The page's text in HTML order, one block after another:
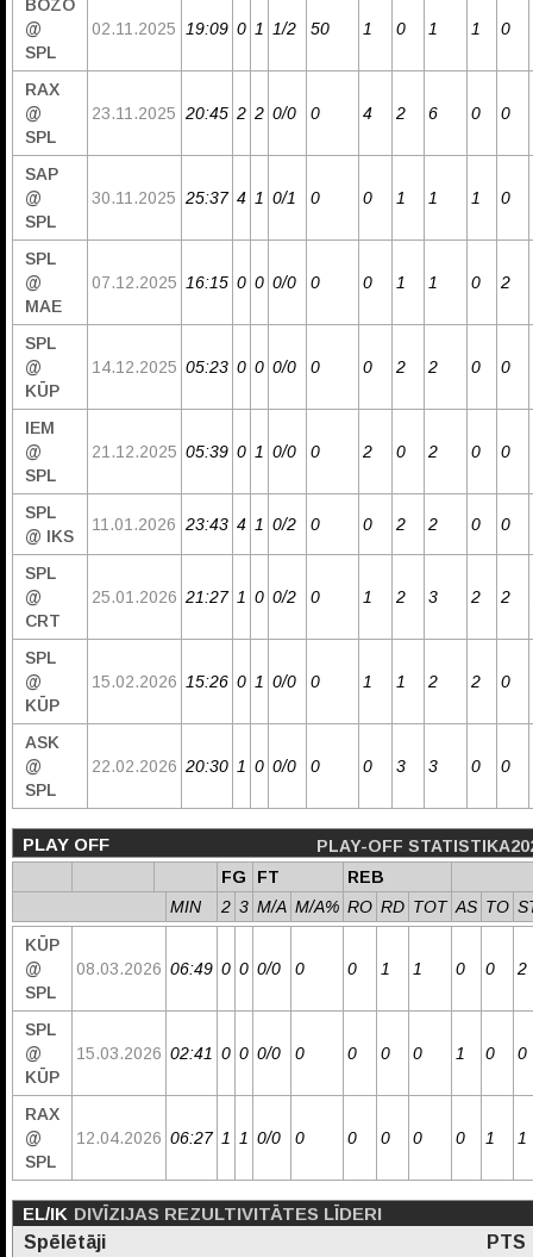
BOZO
@
SPL
02.11.2025 19:09 0 1 1/2 50 1 0 1 1 0
RAX
@
SPL
23.11.2025 20:45 2 2 0/0 0 4 2 6 0 0
SAP
@
SPL
30.11.2025 25:37 4 1 0/1 0 0 1 1 1 0
SPL
@
MAE
07.12.2025 16:15 0 0 0/0 0 0 1 1 0 2
SPL
@
KŪP
14.12.2025 05:23 0 0 0/0 0 0 2 2 0 0
IEM
@
SPL
21.12.2025 05:39 0 1 0/0 0 2 0 2 0 0
SPL
@ IKS
11.01.2026 23:43 4 1 0/2 0 0 2 2 0 0
SPL
@
CRT
25.01.2026 21:27 1 0 0/2 0 1 2 3 2 2
SPL
@
KŪP
15.02.2026 15:26 0 1 0/0 0 1 1 2 2 0
ASK
@
SPL
22.02.2026 20:30 1 0 0/0 0 0 3 3 0 0
PLAY OFF
PLAY-OFF
FG
FT
REB
MIN
2 3 M/A M/A% RO RD TOT AS TO
KŪP
@
SPL
08.03.2026 06:49 0 0 0/0 0 0 1 1 0 0 2
SPL
@
KŪP
15.03.2026 02:41 0 0 0/0 0 0 0 0 1 0 0
RAX
@
SPL
12.04.2026 06:27 1 1 0/0 0 0 0 0 0 1 1
EL/IK DIVĪZIJAS REZULTIVITĀTES LĪDERI
Spēlētāji
PTS